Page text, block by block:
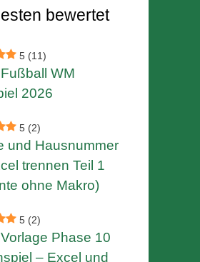
bewertet
5 (11)
WM
2026
5 (2)
und Hausnummer
trennen Teil 1
ohne Makro)
5 (2)
Phase 10
– Excel und